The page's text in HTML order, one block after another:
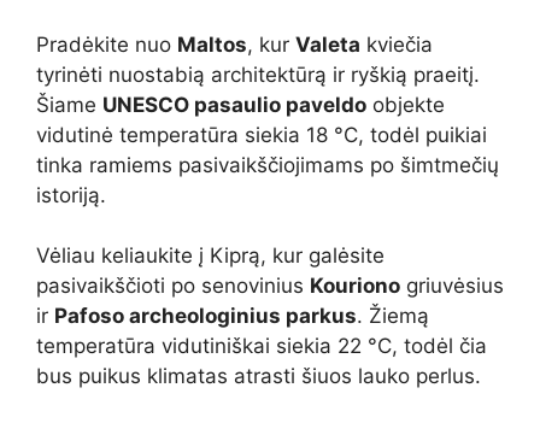
Pradėkite nuo Maltos, kur Valeta kviečia
tyrinėti nuostabią architektūrą ir ryškią praeitį.
Šiame UNESCO pasaulio paveldo objekte
vidutinė temperatūra siekia 18 °C, todėl puikiai
tinka ramiems pasivaikščiojimams po šimtmečių
istoriją.
Vėliau keliaukite į Kiprą, kur galėsite
pasivaikščioti po senovinius Kouriono griuvėsius
ir Pafoso archeologinius parkus. Žiemą
temperatūra vidutiniškai siekia 22 °C, todėl čia
bus puikus klimatas atrasti šiuos lauko perlus.